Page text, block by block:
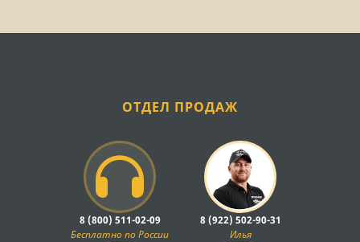
ОТДЕЛ ПРОДАЖ
8 (800) 511-02-09
Бесплатно по России
8 (922) 502-90-31
Илья